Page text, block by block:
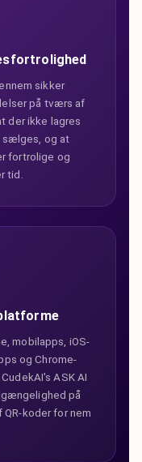
sikker
på tværs af
der ikke lagres
sælges, og at
fortrolige og
tid.
mobilapps, iOS-
og Chrome-
ASK AI
på
koder for nem